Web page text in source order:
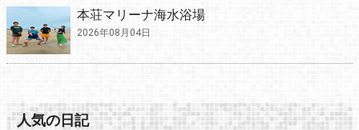
本荘マリーナ海水浴場
2026年08月04日
人気の日記